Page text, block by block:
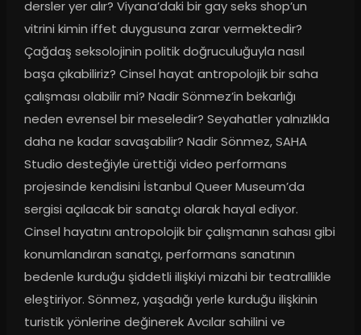
dersler yer alır? Viyana’daki bir gay seks shop’un
vitrini kimin iffet duygusuna zarar vermektedir?
Çağdaş seksolojinin politik doğruculuğuyla nasıl
başa çıkabiliriz? Cinsel hayat antropolojik bir saha
çalışması olabilir mi? Nadir Sönmez’in bekarlığı
neden evrensel bir meseledir? Seyahatler yalnızlıkla
daha ne kadar savaşabilir? Nadir Sönmez, SAHA
Studio desteğiyle ürettiği video performans
projesinde kendisini İstanbul Queer Museum’da
sergisi açılacak bir sanatçı olarak hayal ediyor.
Cinsel hayatını antropolojik bir çalışmanın sahası gibi
konumlandıran sanatçı, performans sanatının
bedenle kurduğu şiddetli ilişkiyi mizahi bir teatrallikle
eleştiriyor. Sönmez, yaşadığı yerle kurduğu ilişkinin
turistik yönlerine değinerek Avcılar sahilini ve